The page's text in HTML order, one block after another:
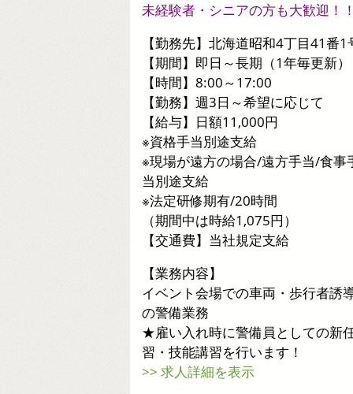
未経験者・シニアの方も大歓迎！
【勤務先】北海道昭和4丁目41番1
【期間】即日～長期（1年毎更新）
【時間】8:00～17:00
【勤務】週3日～希望に応じて
【給与】日額11,000円
※資格手当別途支給
※現場が遠方の場合/遠方手当/食事
当別途支給
※法定研修期有/20時間
（期間中は時給1,075円）
【交通費】当社規定支給
【業務内容】
イベント会場での車両・歩行者誘
の警備業務
★雇い入れ時に警備員としての新
習・技能講習を行います！
>> 求人詳細を表示